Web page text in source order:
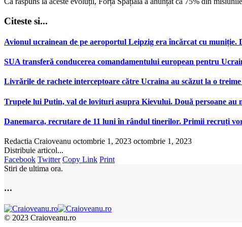
Citeste si...
Avionul ucrainean de pe aeroportul Leipzig era încărcat cu muniție.
SUA transferă conducerea comandamentului european pentru
Livrările de rachete interceptoare către Ucraina au scăzut la o
Trupele lui Putin, val de lovituri asupra Kievului. Două persoane au
Danemarca, recrutare de 11 luni în rândul tinerilor. Primii recruți
Redactia Craioveanu octombrie 1, 2023 octombrie 1, 2023
Distribuie articol...
Facebook Twitter Copy Link Print
Stiri de ultima ora.
…
© 2023 Craioveanu.ro